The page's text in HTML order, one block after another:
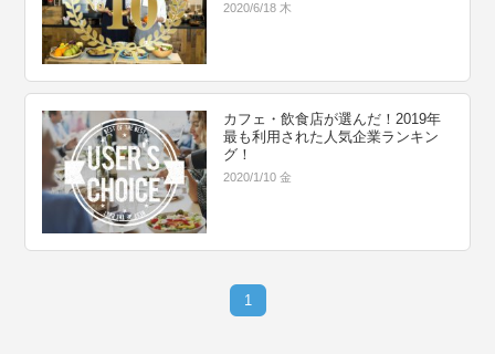
2020/6/18 木
カフェ・飲食店が選んだ！2019年
最も利用された人気企業ランキン
グ！
2020/1/10 金
1